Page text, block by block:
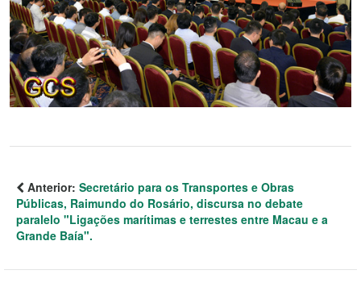
Anterior: Secretário para os Transportes e Obras
Públicas, Raimundo do Rosário, discursa no debate
paralelo "Ligações marítimas e terrestes entre Macau e a
Grande Baía".